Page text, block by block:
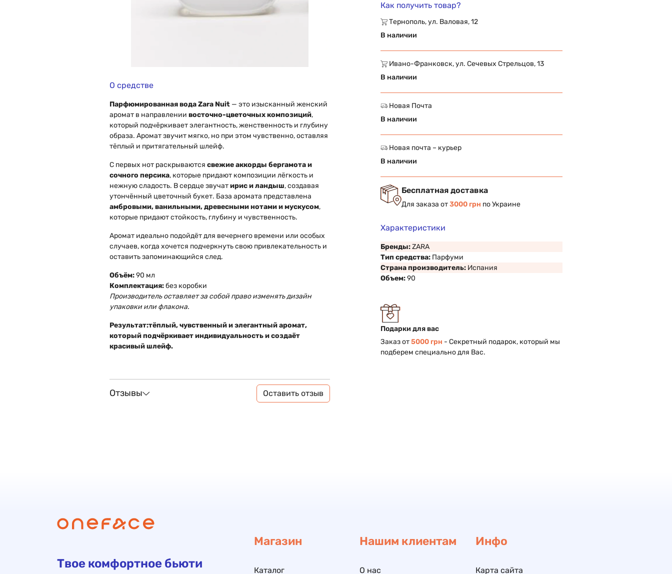
О средстве
Парфюмированная вода Zara Nuit— это изысканный женский
аромат в направлении восточно-цветочных композиций,
который подчёркивает элегантность, женственность и глубину
образа. Аромат звучит мягко, но при этом чувственно, оставляя
тёплый и притягательный шлейф.
С первых нот раскрываются свежие аккорды бергамота и
сочного персика, которые придают композиции лёгкость и
нежную сладость. В сердце звучатирис и ландыш, создавая
утончённый цветочный букет. База аромата представлена
амбровыми, ванильными, древесными нотами и мускусом,
которые придают стойкость, глубину и чувственность.
Аромат идеально подойдёт для вечернего времени или особых
случаев, когда хочется подчеркнуть свою привлекательность и
оставить запоминающийся след.
Объём:90 мл
Комплектация:без коробки
Производитель оставляет за собой право изменять дизайн
упаковки или флакона.
Результат:тёплый, чувственный и элегантный аромат,
который подчёркивает индивидуальность и создаёт
красивый шлейф.
Отзывы Оставить отзыв
Как получить товар?
Тернополь, ул. Валовая, 12
В наличии
Ивано-Франковск, ул. Сечевых Стрельцов, 13
В наличии
Новая Почта
В наличии
Новая почта – курьер
В наличии
Бесплатная доставка
Для заказа от3000 грн по Украине
Характеристики
Бренды:ZARA
Тип средства: Парфуми
Страна производитель: Испания
Объем:90
Подарки для вас
Заказ от5000 грн - Секретный подарок, который мы
подберем специально для Вас.
Твое комфортное бьюти
Магазин
Каталог
Нашим клиентам
О нас
Инфо
Карта сайта